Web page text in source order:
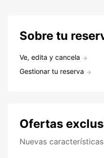
Sobre tu
Ve, edita y cancela
Gestionar tu reserva
Ofertas
Nuevas